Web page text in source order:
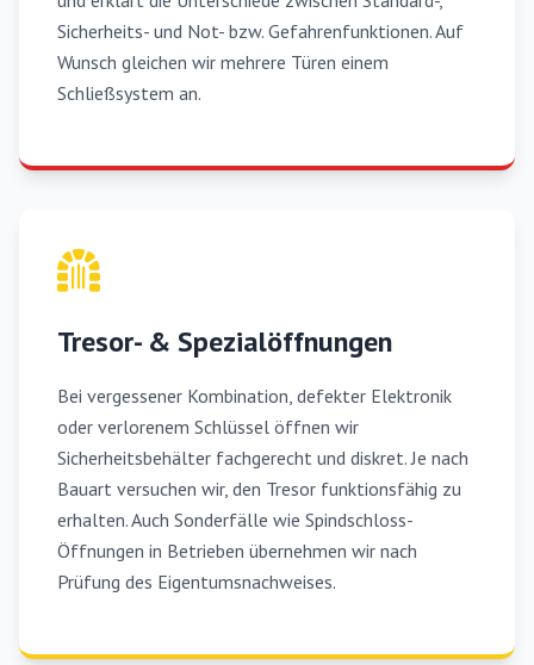
Sicherheits- und Not- bzw. Gefahrenfunktionen. Auf
Wunsch gleichen wir mehrere Türen einem
Schließsystem an.
Tresor- & Spezialöffnungen
Bei vergessener Kombination, defekter Elektronik
oder verlorenem Schlüssel öffnen wir
Sicherheitsbehälter fachgerecht und diskret. Je nach
Bauart versuchen wir, den Tresor funktionsfähig zu
erhalten. Auch Sonderfälle wie Spindschloss-
Öffnungen in Betrieben übernehmen wir nach
Prüfung des Eigentumsnachweises.